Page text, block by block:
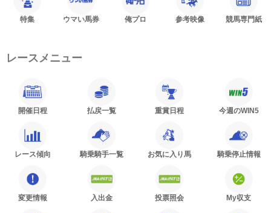
特集 ウマい馬券 俺プロ 参考映像 競馬専門紙
レースメニュー
開催日程 払戻一覧 重賞日程 今週のWIN5
レース傾向 騎乗騎手一覧 お気に入り馬 騎乗停止情報
変更情報 入出金 投票照会 My収支